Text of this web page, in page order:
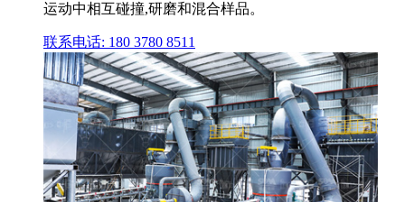
运动中相互碰撞,研磨和混合样品。
联系电话: 180 3780 8511